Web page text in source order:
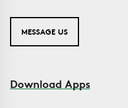
MESSAGE US
Download Apps